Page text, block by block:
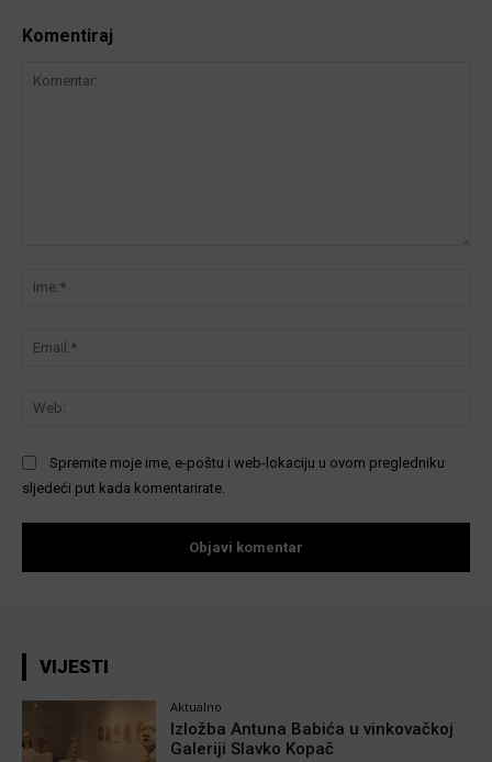
Komentiraj
Spremite moje ime, e-poštu i web-lokaciju u ovom pregledniku
sljedeći put kada komentarirate.
VIJESTI
Aktualno
Izložba Antuna Babića u vinkovačkoj
Galeriji Slavko Kopač